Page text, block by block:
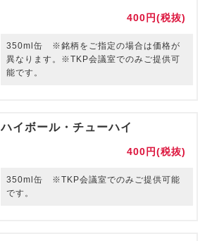
400円(税抜)
350ml缶 ※銘柄をご指定の場合は価格が
異なります。※TKP会議室でのみご提供可
能です。
ハイボール・チューハイ
400円(税抜)
350ml缶 ※TKP会議室でのみご提供可能
です。